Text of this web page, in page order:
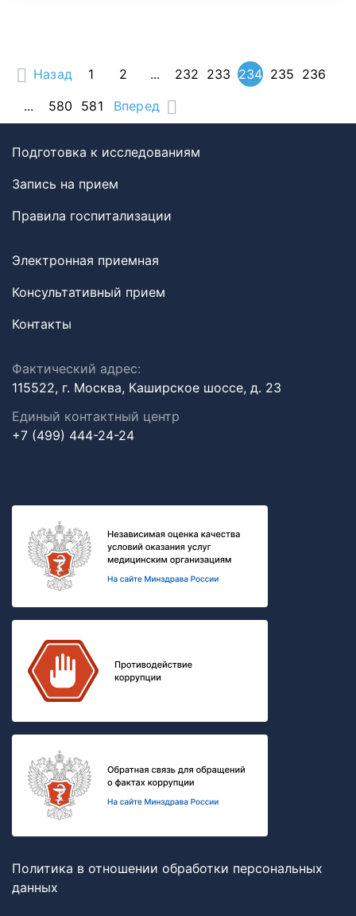
Назад 1 2 ... 232 233 234 235 236
...
580 581 Вперед
Подготовка к исследованиям
Запись на прием
Правила госпитализации
Электронная приемная
Консультативный прием
Контакты
Фактический адрес:
115522, г. Москва, Каширское шоссе, д. 23
Единый контактный центр
+7 (499) 444-24-24
Политика в отношении обработки персональных
данных